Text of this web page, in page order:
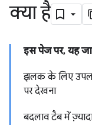
क्या है
इस पेज पर, यह
झलक के लिए
पर देखना
बदलाव टैब में